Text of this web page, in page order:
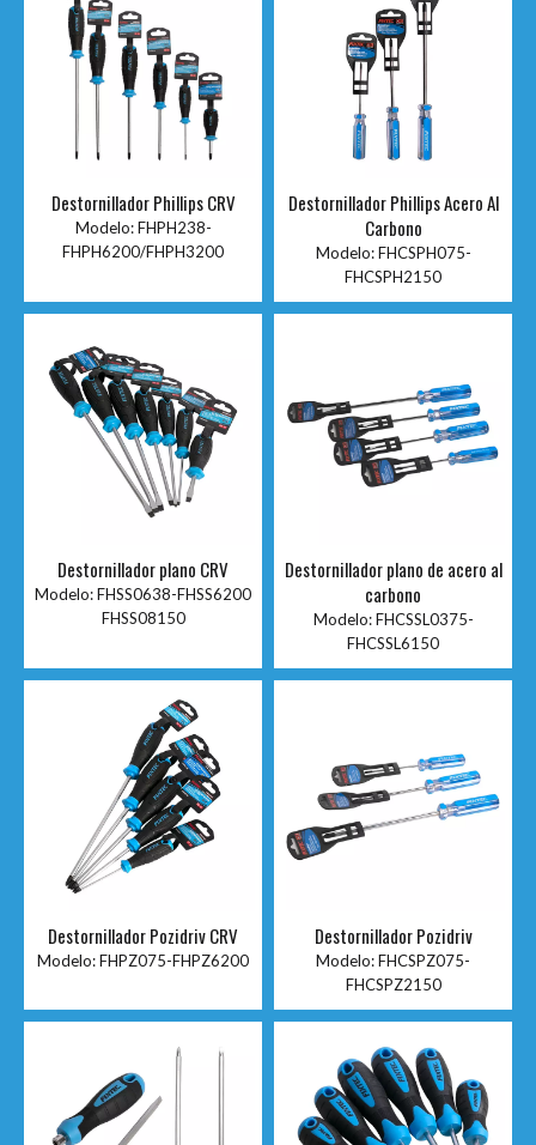
Destornillador Phillips CRV
Modelo: FHPH238-
FHPH6200/FHPH3200
Destornillador Phillips Acero Al
Carbono
Modelo: FHCSPH075-
FHCSPH2150
Destornillador plano CRV
Modelo:FHSS0638-FHSS6200
FHSS08150
Destornillador plano de acero al
carbono
Modelo: FHCSSL0375-
FHCSSL6150
Destornillador Pozidriv CRV
Modelo:FHPZ075-FHPZ6200
Destornillador Pozidriv
Modelo:FHCSPZ075-
FHCSPZ2150